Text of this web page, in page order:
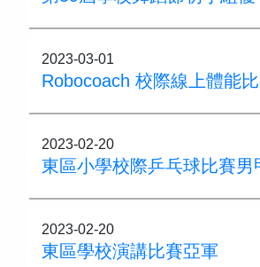
2023-03-01
2023-02-20
2023-02-20
東區學校演講比賽亞軍